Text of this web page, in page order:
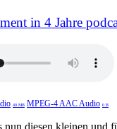
in 4 Jahre
40 MB MPEG-4 AAC Audio 0 B
nun diesen kleinen und